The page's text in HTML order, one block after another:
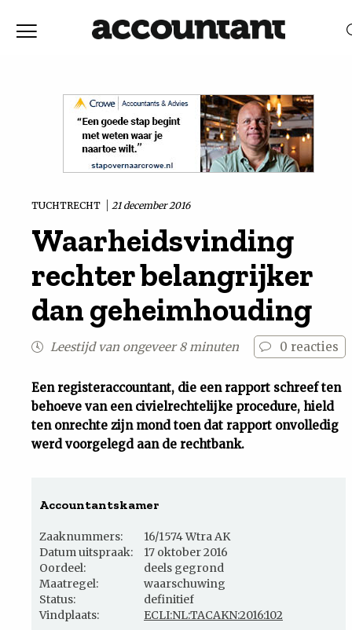
Vaktechniek
Achtergrond
Uit
Feiten
Cijfers
Tuchtrecht
Magazine
TUCHTRECHT 21 december 2016
Waarheidsvinding
rechter belangrijker
dan geheimhouding
Leestijd van ongeveer 8 minuten 0 reacties
Een registeraccountant, die een rapport schreef ten
behoeve van een civielrechtelijke procedure, hield
ten onrechte zijn mond toen dat rapport onvolledig
werd voorgelegd aan de rechtbank.
Accountantskamer
Zaaknummers:
16/1574 Wtra AK
Datum uitspraak:
17 oktober 2016
Oordeel:
deels gegrond
Maatregel:
waarschuwing
Status:
definitief
Vindplaats:
ECLI:NL:TACAKN:2016:102
RELEVANTIEDATUM